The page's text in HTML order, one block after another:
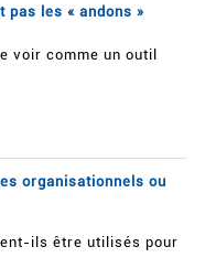
pas les « andons »
voir comme un outil
organisationnels ou
ils être utilisés pour